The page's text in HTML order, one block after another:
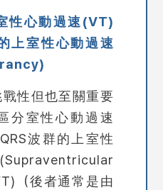
性心動過速(VT)
上室性心動過速
性但也至關重要
分室性心動過速
波群的上室性
（後者通常是由